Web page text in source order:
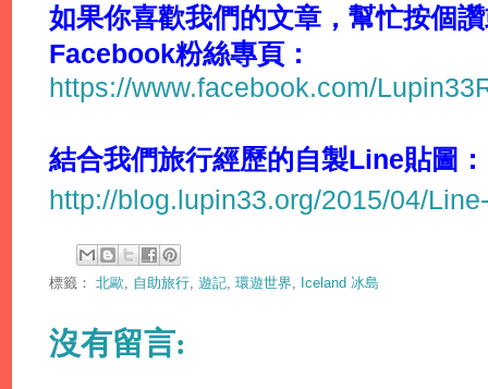
如果你喜歡我們的文章，幫忙按個
Facebook粉絲專頁：
https://www.facebook.com/
結合我們旅行經歷的自製Line貼圖：
http://blog.lupin33.org/2015/04/
標籤： 北歐 自助旅行 遊記 環遊世界 Iceland 冰島
沒有留言: